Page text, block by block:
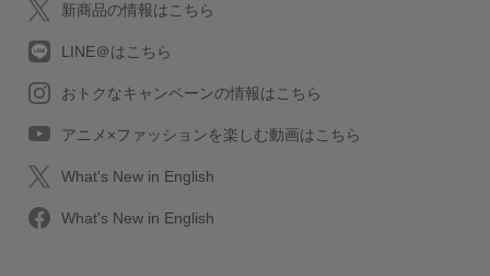
新商品の情報はこちら
LINE＠はこちら
おトクなキャンペーンの情報はこちら
アニメ×ファッションを楽しむ動画はこちら
What's New in English
What's New in English